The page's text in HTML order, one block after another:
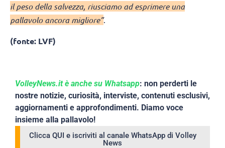
il peso della salvezza, riusciamo ad esprimere una
pallavolo ancora migliore”.
(fonte: LVF)
VolleyNews.it è anche su Whatsapp: non perderti le
nostre notizie, curiosità, interviste, contenuti esclusivi,
aggiornamenti e approfondimenti. Diamo voce
insieme alla pallavolo!
Clicca QUI e iscriviti al canale WhatsApp di Volley
News